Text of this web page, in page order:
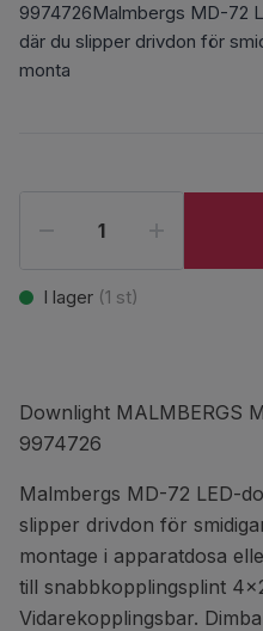
9974726Malmbergs MD-72
där du slipper drivdon för
monta
I lager (1 st)
Downlight MALMBERGS
9974726
Malmbergs MD-72 LED-
slipper drivdon för
montage i apparatdosa
till snabbkopplingsplint
Vidarekopplingsbar.